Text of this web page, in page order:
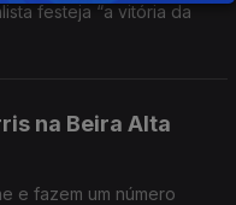
festeja “a vitória da
na Beira Alta
e fazem um número